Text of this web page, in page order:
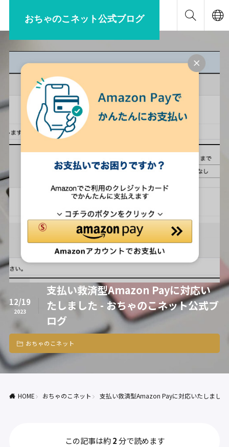
おちゃのこネット公式ブログ
12/19
2023
支払い救済型Amazon Payに対応い
たしました - おちゃのこネット公式ブ
ログ
おちゃのこネット
HOME おちゃのこネット 支払い救済型Amazon Payに対応いたしまし
この記事は約2分で読めます